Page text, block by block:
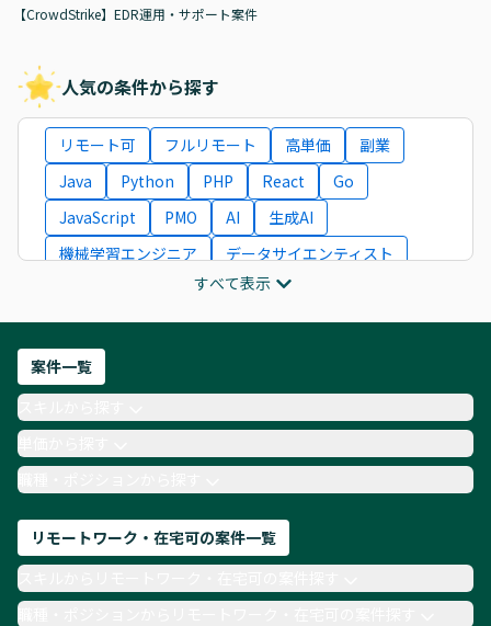
【CrowdStrike】EDR運用・サポート案件
人気の条件から探す
リモート可 フルリモート 高単価
副業
Java
Python PHP React
Go
JavaScript
PMO AI
生成AI
機械学習エンジニア
データサイエンティスト
ITコンサルタント
フロントエンドエンジニア
ネットワークエンジニア
AIエンジニア
Webデザイナー
月収100万円 業務委託
COBOL
Ruby
TypeScript
Laravel AWS
すべて表示
案件一覧
単価から探す
職種・ポジションから探す
リモートワーク・在宅可の案件一覧
職種・ポジションからリモートワーク・在宅可の案件探す